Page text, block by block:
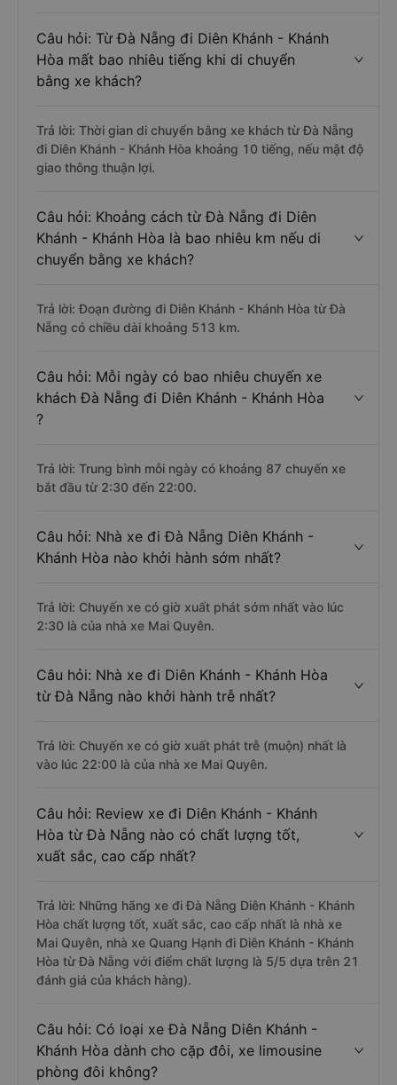
Câu hỏi: Từ Đà Nẵng đi Diên Khánh - Khánh
Hòa mất bao nhiêu tiếng khi di chuyển
bằng xe khách?
Trả lời: Thời gian di chuyển bằng xe khách từ Đà Nẵng
đi Diên Khánh - Khánh Hòa khoảng 10 tiếng, nếu mật độ
giao thông thuận lợi.
Câu hỏi: Khoảng cách từ Đà Nẵng đi Diên
Khánh - Khánh Hòa là bao nhiêu km nếu di
chuyển bằng xe khách?
Trả lời: Đoạn đường đi Diên Khánh - Khánh Hòa từ Đà
Nẵng có chiều dài khoảng 513 km.
Câu hỏi: Mỗi ngày có bao nhiêu chuyến xe
khách Đà Nẵng đi Diên Khánh - Khánh Hòa
?
Trả lời: Trung bình mỗi ngày có khoảng 87 chuyến xe
bắt đầu từ 2:30 đến 22:00.
Câu hỏi: Nhà xe đi Đà Nẵng Diên Khánh -
Khánh Hòa nào khởi hành sớm nhất?
Trả lời: Chuyến xe có giờ xuất phát sớm nhất vào lúc
2:30 là của nhà xe Mai Quyên.
Câu hỏi: Nhà xe đi Diên Khánh - Khánh Hòa
từ Đà Nẵng nào khởi hành trễ nhất?
Trả lời: Chuyến xe có giờ xuất phát trễ (muộn) nhất là
vào lúc 22:00 là của nhà xe Mai Quyên.
Câu hỏi: Review xe đi Diên Khánh - Khánh
Hòa từ Đà Nẵng nào có chất lượng tốt,
xuất sắc, cao cấp nhất?
Trả lời: Những hãng xe đi Đà Nẵng Diên Khánh - Khánh
Hòa chất lượng tốt, xuất sắc, cao cấp nhất là nhà xe
Mai Quyên, nhà xe Quang Hạnh đi Diên Khánh - Khánh
Hòa từ Đà Nẵng với điểm chất lượng là 5/5 dựa trên 21
đánh giá của khách hàng).
Câu hỏi: Có loại xe Đà Nẵng Diên Khánh -
Khánh Hòa dành cho cặp đôi, xe limousine
phòng đôi không?